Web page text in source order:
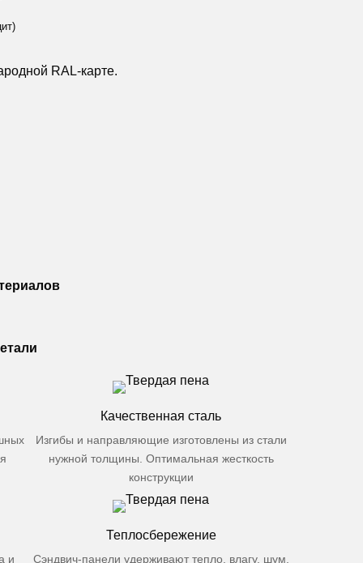
RAL-карте.
Качественная сталь
Изгибы и направляющие изготовлены из стали
нужной толщины. Оптимальная жесткость
конструкции
и
Теплосбережение
Сэндвич-панели удерживают тепло, влагу, шум,